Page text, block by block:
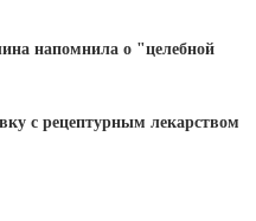
напомнила о "целебной
с рецептурным лекарством